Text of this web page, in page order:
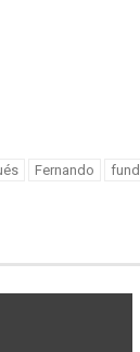
Fernando